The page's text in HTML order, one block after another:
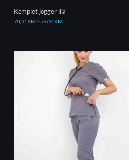
Komplet jogger lila
70,00 KM–75,00 KM